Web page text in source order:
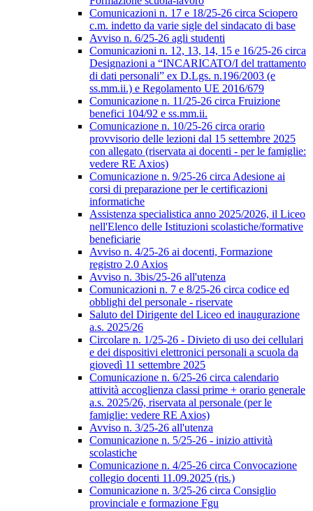
Comunicazioni n. 17 e 18/25-26 circa Sciopero
c.m. indetto da varie sigle del sindacato di base
Avviso n. 6/25-26 agli studenti
Comunicazioni n. 12, 13, 14, 15 e 16/25-26 circa
Designazioni a “INCARICATO/I del trattamento
di dati personali” ex D.Lgs. n.196/2003 (e
ss.mm.ii.) e Regolamento UE 2016/679
Comunicazione n. 11/25-26 circa Fruizione
benefici 104/92 e ss.mm.ii.
Comunicazione n. 10/25-26 circa orario
provvisorio delle lezioni dal 15 settembre 2025
con allegato (riservata ai docenti - per le famiglie:
vedere RE Axios)
Comunicazione n. 9/25-26 circa Adesione ai
corsi di preparazione per le certificazioni
informatiche
Assistenza specialistica anno 2025/2026, il Liceo
nell'Elenco delle Istituzioni scolastiche/formative
beneficiarie
Avviso n. 4/25-26 ai docenti, Formazione
registro 2.0 Axios
Avviso n. 3bis/25-26 all'utenza
Comunicazioni n. 7 e 8/25-26 circa codice ed
obblighi del personale - riservate
Saluto del Dirigente del Liceo ed inaugurazione
a.s. 2025/26
Circolare n. 1/25-26 - Divieto di uso dei cellulari
e dei dispositivi elettronici personali a scuola da
giovedì 11 settembre 2025
Comunicazione n. 6/25-26 circa calendario
attività accoglienza classi prime + orario generale
a.s. 2025/26, riservata al personale (per le
famiglie: vedere RE Axios)
Avviso n. 3/25-26 all'utenza
Comunicazione n. 5/25-26 - inizio attività
scolastiche
Comunicazione n. 4/25-26 circa Convocazione
collegio docenti 11.09.2025 (ris.)
Comunicazione n. 3/25-26 circa Consiglio
provinciale e formazione Fgu